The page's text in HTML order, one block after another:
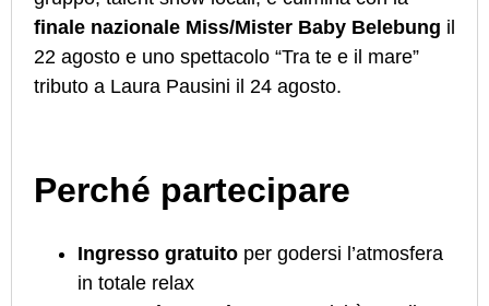
finale nazionale Miss/Mister Baby Belebung il
22 agosto e uno spettacolo “Tra te e il mare”
tributo a Laura Pausini il 24 agosto.
Perché partecipare
Ingresso gratuito per godersi l’atmosfera
in totale relax